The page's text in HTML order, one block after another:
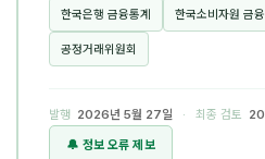
한국은행 금융통계 한국소비자원 금
공정거래위원회
발행 2026년 5월 27일 · 최종 검토
🔔 정보 오류 제보